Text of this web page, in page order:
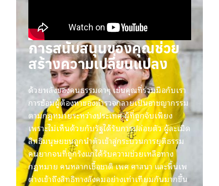
การสนับสนุนของคุณช่วย
สร้างความเปลี่ยนแปลง
ด้วยพลังของคนธรรมดาๆ เช่นคุณที่ร่วมมือกับเรา
การซ้อมผู้ต้องหาของตำรวจกลายเป็นอาชญากรรม
ตามกฎหมายระหว่างประเทศ ผู้ที่ถูกจับเพียง
เพราะไม่เห็นด้วยกับรัฐได้รับการปล่อยตัว ผู้ละเมิด
สิทธิมนุษยชนถูกนำตัวเข้าสู่กระบวนการยุติธรรม
คนยากจนที่ถูกรังแกได้รับความช่วยเหลือทาง
กฎหมาย คนหลากเชื้อชาติ เพศ ศาสนา และพื้นเพ
ต่างเข้าถึงสิทธิทางสังคมอย่างเท่าเทียมกันมากขึ้น